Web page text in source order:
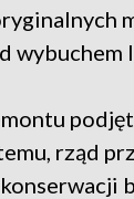
wybuchem
rząd